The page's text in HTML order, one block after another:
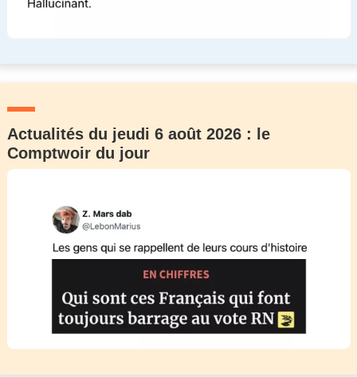
Actualités du jeudi 6 août 2026 : le
Comptwoir du jour